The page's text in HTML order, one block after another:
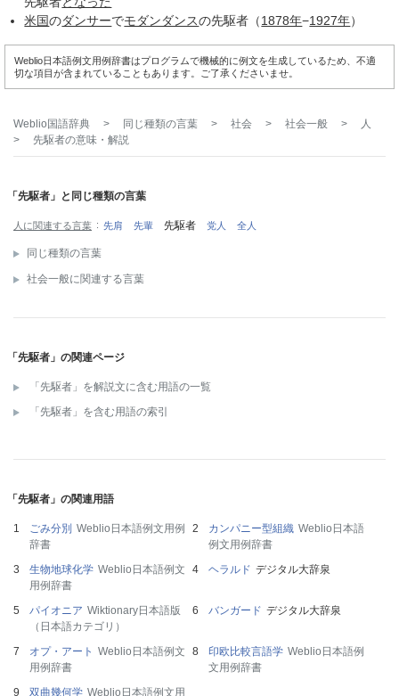
米国のダンサーでモダンダンスの先駆者（1878年−1927年）
Weblio日本語例文用例辞書はプログラムで機械的に例文を生成しているため、不適
切な項目が含まれていることもあります。ご了承くださいませ。
Weblio国語辞典 > 同じ種類の言葉 > 社会 > 社会一般 >
人
>
先駆者の意味・解説
「先駆者」と同じ種類の言葉
人に関連する言葉 先肩 先輩 先駆者 党人 全人
同じ種類の言葉
社会一般に関連する言葉
「先駆者」の関連ページ
「先駆者」を解説文に含む用語の一覧
「先駆者」を含む用語の索引
「先駆者」の関連用語
ごみ分別 Weblio日本語例文用例
辞書
カンパニー型組織 Weblio日本語
例文用例辞書
生物地球化学 Weblio日本語例文
用例辞書
ヘラルド デジタル大辞泉
パイオニア Wiktionary日本語版
（日本語カテゴリ）
バンガード デジタル大辞泉
オプ・アート Weblio日本語例文
用例辞書
印欧比較言語学 Weblio日本語例
文用例辞書
双曲幾何学 Weblio日本語例文用